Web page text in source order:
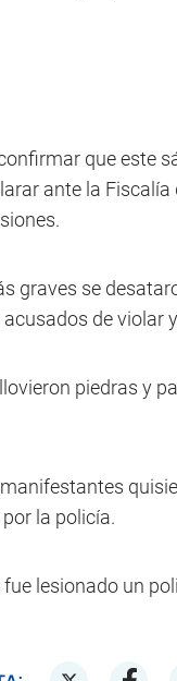
que este
ante la
graves se
de violar
piedras y
la policía.
lesionado un